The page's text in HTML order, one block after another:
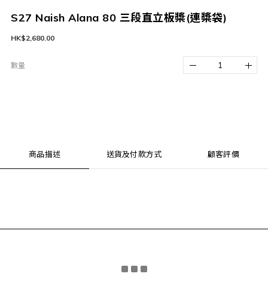
S27 Naish Alana 80 三段直立板槳(連槳袋)
HK$2,680.00
數量
商品描述 送貨及付款方式 顧客評價